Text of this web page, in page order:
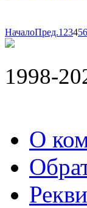
НачалоПред.1 23456
1998-
О